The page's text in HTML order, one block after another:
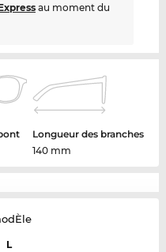
au moment du
Longueur des branches
140 mm
L